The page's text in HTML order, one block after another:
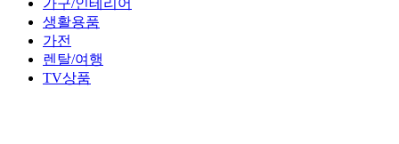
생활용품
가전
렌탈/여행
TV상품